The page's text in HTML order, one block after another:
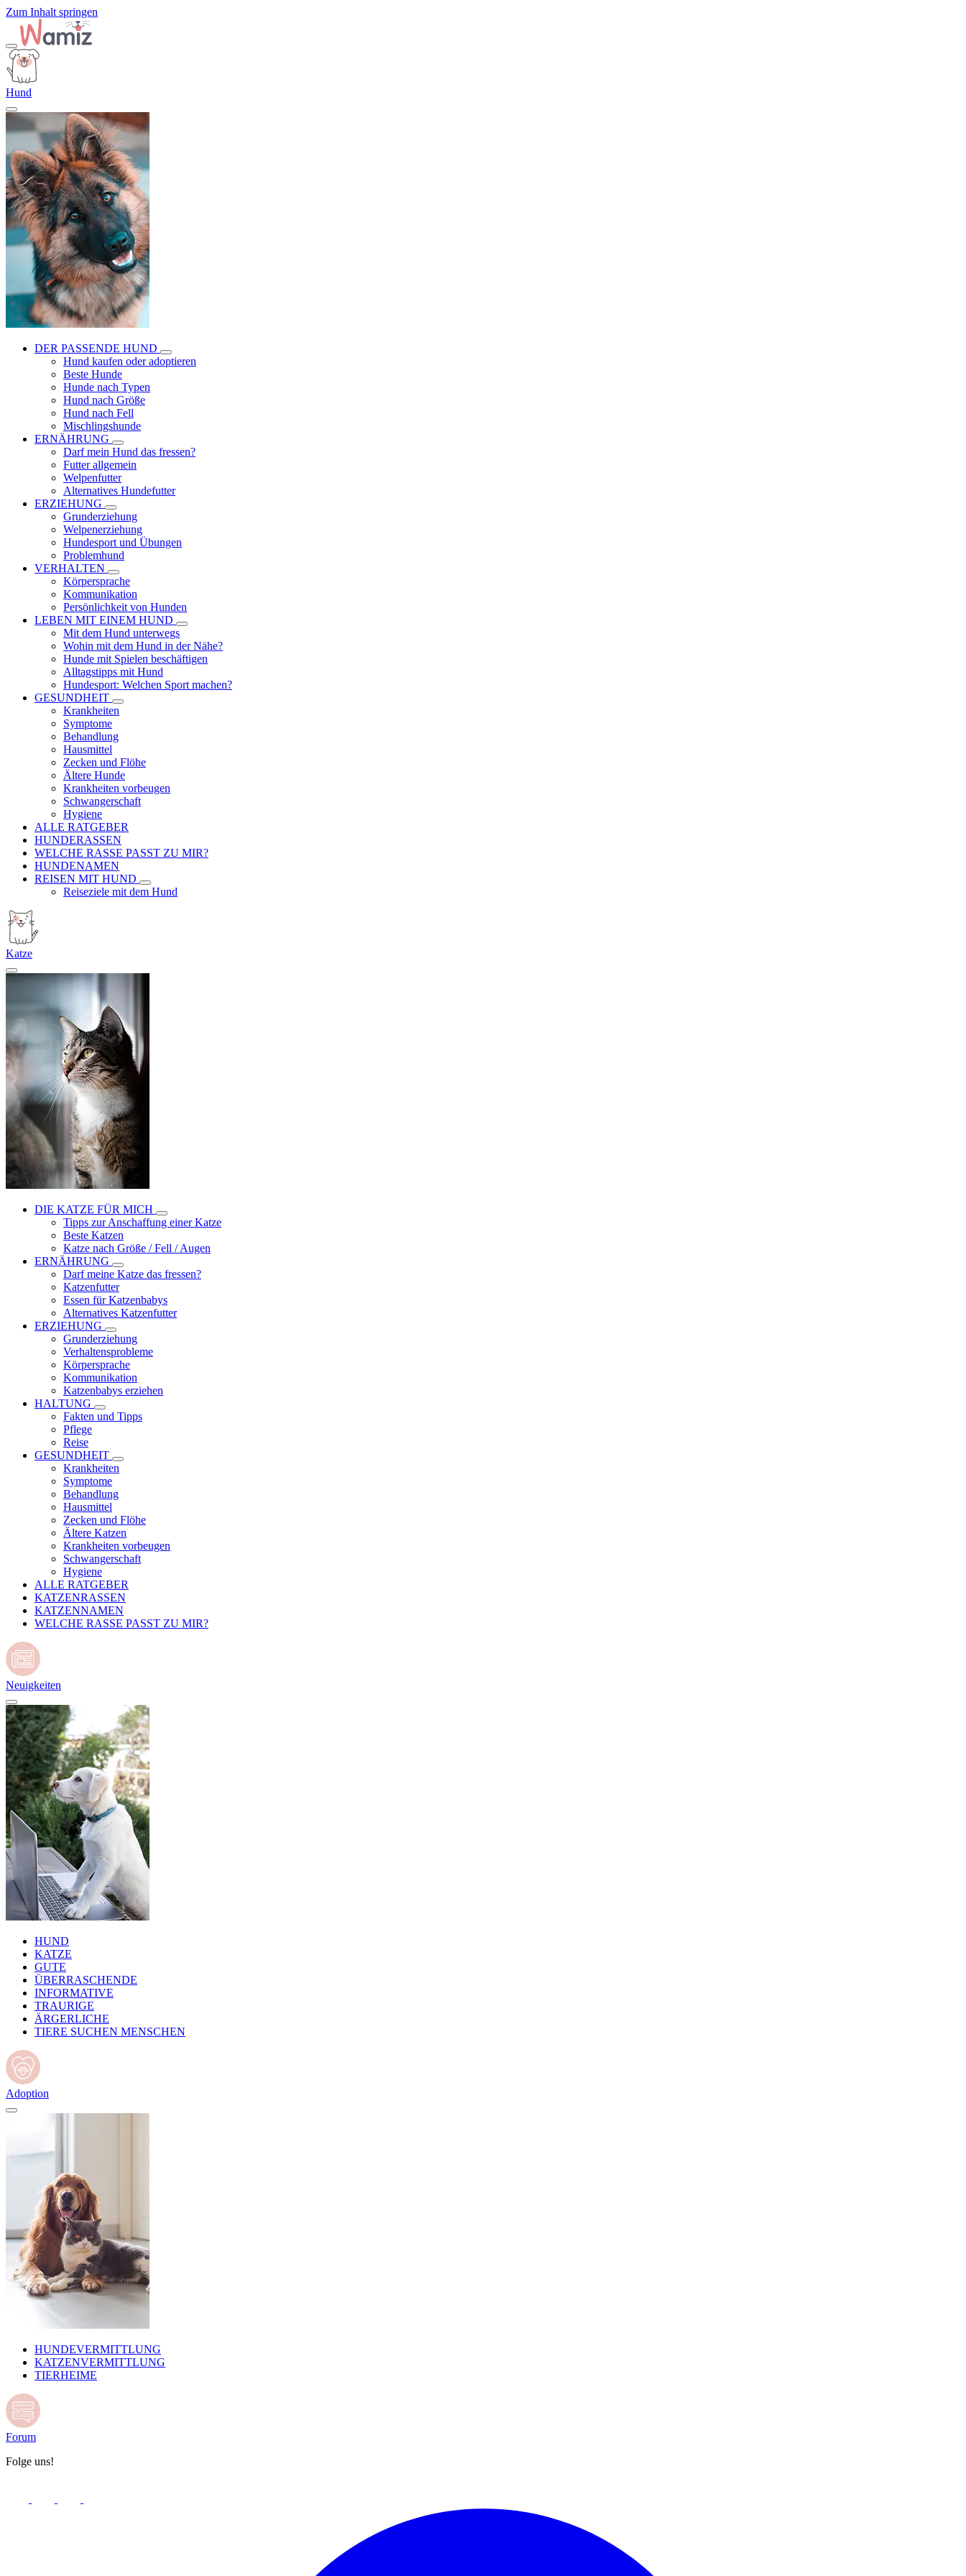
Zum Inhalt springen
Hund
DER PASSENDE HUND
Hund kaufen oder adoptieren
Beste Hunde
Hunde nach Typen
Hund nach Größe
Hund nach Fell
Mischlingshunde
ERNÄHRUNG
Darf mein Hund das fressen?
Futter allgemein
Welpenfutter
Alternatives Hundefutter
ERZIEHUNG
Grunderziehung
Welpenerziehung
Hundesport und Übungen
Problemhund
VERHALTEN
Körpersprache
Kommunikation
Persönlichkeit von Hunden
LEBEN MIT EINEM HUND
Mit dem Hund unterwegs
Wohin mit dem Hund in der Nähe?
Hunde mit Spielen beschäftigen
Alltagstipps mit Hund
Hundesport: Welchen Sport machen?
GESUNDHEIT
Krankheiten
Symptome
Behandlung
Hausmittel
Zecken und Flöhe
Ältere Hunde
Krankheiten vorbeugen
Schwangerschaft
Hygiene
ALLE RATGEBER
HUNDERASSEN
WELCHE RASSE PASST ZU MIR?
HUNDENAMEN
REISEN MIT HUND
Reiseziele mit dem Hund
Katze
DIE KATZE FÜR MICH
Tipps zur Anschaffung einer Katze
Beste Katzen
Katze nach Größe / Fell / Augen
ERNÄHRUNG
Darf meine Katze das fressen?
Katzenfutter
Essen für Katzenbabys
Alternatives Katzenfutter
ERZIEHUNG
Grunderziehung
Verhaltensprobleme
Körpersprache
Kommunikation
Katzenbabys erziehen
HALTUNG
Fakten und Tipps
Pflege
Reise
GESUNDHEIT
Krankheiten
Symptome
Behandlung
Hausmittel
Zecken und Flöhe
Ältere Katzen
Krankheiten vorbeugen
Schwangerschaft
Hygiene
ALLE RATGEBER
KATZENRASSEN
KATZENNAMEN
WELCHE RASSE PASST ZU MIR?
Neuigkeiten
HUND
KATZE
GUTE
ÜBERRASCHENDE
INFORMATIVE
TRAURIGE
ÄRGERLICHE
TIERE SUCHEN MENSCHEN
Adoption
HUNDEVERMITTLUNG
KATZENVERMITTLUNG
TIERHEIME
Forum
Folge uns!